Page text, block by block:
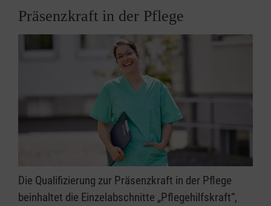
Präsenzkraft in der Pflege
Die Qualifizierung zur Präsenzkraft in der Pflege
beinhaltet die Einzelabschnitte „Pflegehilfskraft“,